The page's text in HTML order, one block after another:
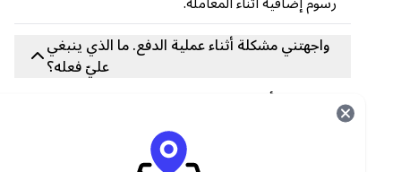
واجهتني مشكلة أثناء عملية الدفع. ما الذي ينبغي
عليّ فعله؟
إذا واجهت أي مشاكل، فاتصل بدعم العملاء على الفور
من خلال feedback@carry1st.com
هل يمكنني تحويل نقاط إف سي أو النقاط الفضية